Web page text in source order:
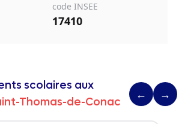
code INSEE
17410
scolaires aux
Thomas-de-Conac
← →